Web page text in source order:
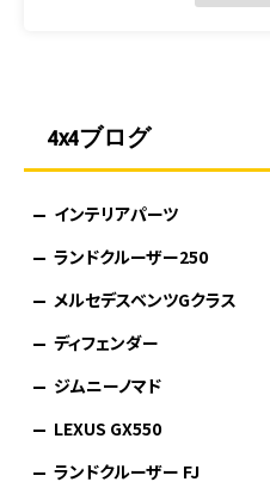
4x4ブログ
インテリアパーツ
ランドクルーザー250
メルセデスベンツGクラス
ディフェンダー
ジムニーノマド
LEXUS GX550
ランドクルーザー FJ